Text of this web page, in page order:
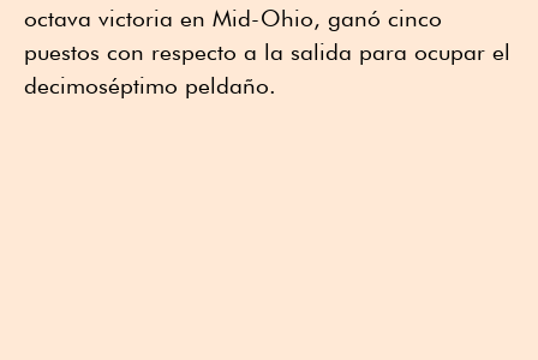
octava victoria en Mid-Ohio, ganó cinco
puestos con respecto a la salida para ocupar el
decimoséptimo peldaño.